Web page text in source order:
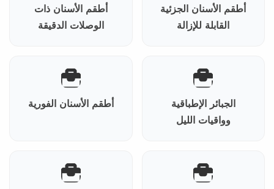
أطقم الأسنان الجزئية
القابلة للإزالة
أطقم الأسنان ذات
الوصلات الدقيقة
الجبائر الإطباقية
وواقيات الليل
أطقم الأسنان الفورية